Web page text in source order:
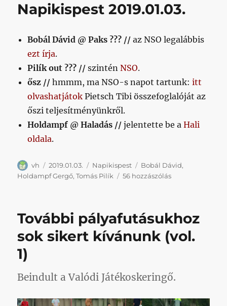
Napikispest 2019.01.03.
Bobál Dávid @ Paks ??? //az NSO legalábbis
ezt írja.
Pilík out ??? // szinténNSO.
ősz // hmmm, ma NSO-s napot tartunk:itt
olvashatjátok Pietsch Tibi összefoglalóját az
őszi teljesítményünkről.
Holdampf @ Haladás //jelentette be aHali
oldala.
Szerző
vh Közzétéve
2019.01.03. Kategória
Napikispest Címke
Bobál Dávid,
Holdampf Gergő,Tomás Pilík 56 hozzászólásNapikispest
További pályafutásukhoz
sok sikert kívánunk (vol.
1)
Beindult a Valódi Játékoskeringő.